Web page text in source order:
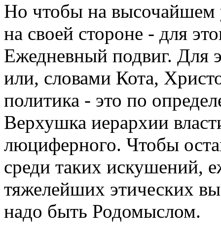
Но чтобы на высочайшем
на своей стороне - для
Ежедневный подвиг. Для
или, словами Кота,
политика - это по
Верхушка иерархии
люциферного. Чтобы
среди таких искушений,
тяжелейших этических
надо быть Родомыслом.